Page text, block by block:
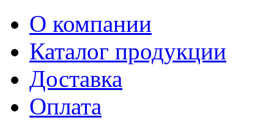
О компании
Каталог продукции
Доставка
Оплата